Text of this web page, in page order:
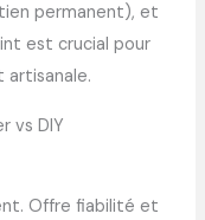
permanent), et
est crucial pour
artisanale.
vs DIY
Offre fiabilité et